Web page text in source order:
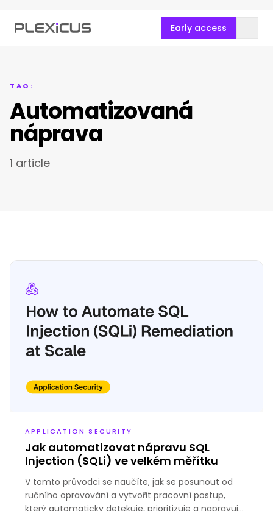
Early access
TAG:
Automatizovaná
náprava
1 article
APPLICATION SECURITY
Jak automatizovat nápravu SQL
Injection (SQLi) ve velkém měřítku
V tomto průvodci se naučíte, jak se posunout od
ručního opravování a vytvořit pracovní postup,